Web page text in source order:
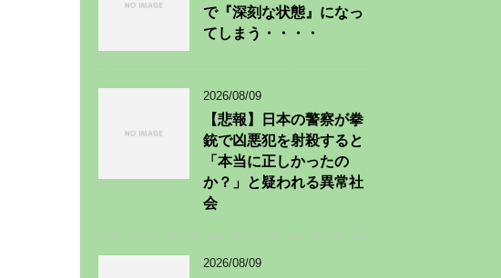
で『深刻な状態』になっ
てしまう・・・・
2026/08/09
【悲報】日本の警察が拳
銃で凶悪犯を射殺すると
「本当に正しかったの
か？」と疑われる異常社
会
2026/08/09